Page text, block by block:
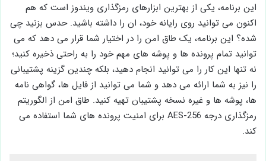
این برنامه، یکی از بهترین ابزارهای رمزگذاری ویندوز است که هم
اکنون می توانید روی رایانه خود، ان را داشته باشید. حدس بزنید چی
شده؟ این برنامه، یک طاق امن را در اختیار شما قرار می دهد که می
توانید تمام پرونده ها و پوشه های مهم خود را به راحتی ذخیره کنید؛
نه تنها این کار را می توانید انجام دهید، بلکه چندین گزینه پشتیبانی
را نیز به شما ارائه می دهد و شما می توانید از فایل ها، گواهی نامه
ها، پوشه ها و غیره نسخه پشتیبان تهیه کنید. طاق امن از الگوریتم
رمزگذاری درجه AES-256 برای امنیت پرونده های شما استفاده می
کند.